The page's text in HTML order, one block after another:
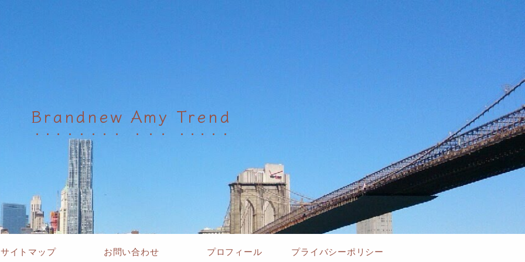
Brandnew Amy Trend
サイトマップ お問い合わせ プロフィール プライバシーポリシー